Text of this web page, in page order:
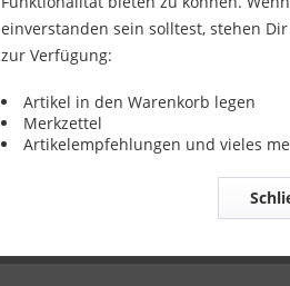
einverstanden sein solltest, stehen
zur Verfügung:
Artikel in den Warenkorb legen
Merkzettel
Artikelempfehlungen und vieles